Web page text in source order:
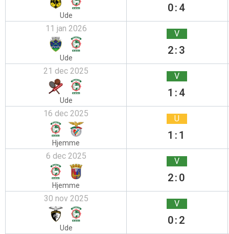
Ude
0:4
11 jan 2026
Ude
V
2:3
21 dec 2025
Ude
V
1:4
16 dec 2025
Hjemme
U
1:1
6 dec 2025
Hjemme
V
2:0
30 nov 2025
Ude
V
0:2